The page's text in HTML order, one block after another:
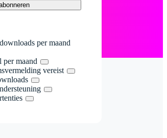
per maand
per maand
vereist